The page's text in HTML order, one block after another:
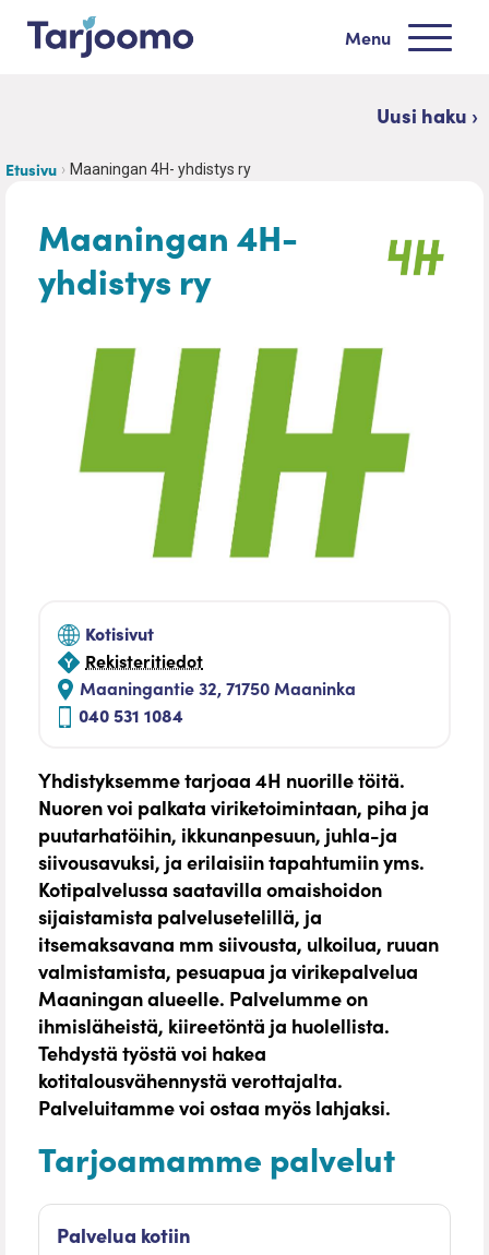
Siirry sisältöön
Menu
Uusi haku ›
Etusivu Maaningan 4H- yhdistys ry
Maaningan 4H-
yhdistys ry
Maaningantie 32, 71750 Maaninka
040 531 1084
Kotisivut
Rekisteritiedot
Yhdistyksemme tarjoaa 4H nuorille töitä.
Nuoren voi palkata viriketoimintaan, piha ja
puutarhatöihin, ikkunanpesuun, juhla-ja
siivousavuksi, ja erilaisiin tapahtumiin yms.
Kotipalvelussa saatavilla omaishoidon
sijaistamista palvelusetelillä, ja
itsemaksavana mm siivousta, ulkoilua, ruuan
valmistamista, pesuapua ja virikepalvelua
Maaningan alueelle. Palvelumme on
ihmisläheistä, kiireetöntä ja huolellista.
Tehdystä työstä voi hakea
kotitalousvähennystä verottajalta.
Palveluitamme voi ostaa myös lahjaksi.
Tarjoamamme palvelut
Palvelua kotiin